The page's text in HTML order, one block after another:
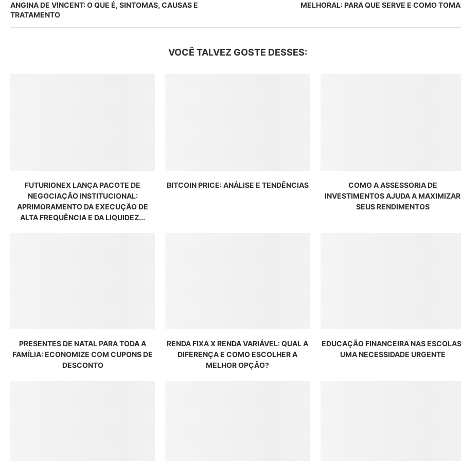
ANGINA DE VINCENT: O QUE É, SINTOMAS, CAUSAS E
TRATAMENTO
MELHORAL: PARA QUE SERVE E COMO
VOCÊ TALVEZ GOSTE DESSES:
FUTURIONEX LANÇA PACOTE DE
NEGOCIAÇÃO INSTITUCIONAL:
APRIMORAMENTO DA EXECUÇÃO DE
ALTA FREQUÊNCIA E DA LIQUIDEZ...
BITCOIN PRICE: ANÁLISE E TENDÊNCIAS
COMO A ASSESSORIA DE
INVESTIMENTOS AJUDA A MAXIMIZAR
SEUS RENDIMENTOS
PRESENTES DE NATAL PARA TODA A
FAMÍLIA: ECONOMIZE COM CUPONS DE
DESCONTO
RENDA FIXA X RENDA VARIÁVEL: QUAL A
DIFERENÇA E COMO ESCOLHER A
MELHOR OPÇÃO?
EDUCAÇÃO FINANCEIRA NAS
UMA NECESSIDADE URGENTE